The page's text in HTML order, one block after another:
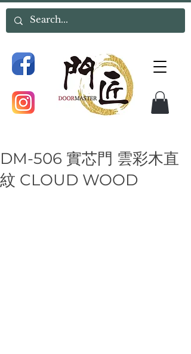
DM-506 實芯門 雲彩木直
紋 CLOUD WOOD